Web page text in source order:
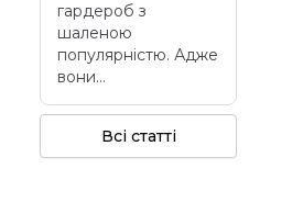
гардероб з
шаленою
популярністю. Адже
вони...
Всі статті